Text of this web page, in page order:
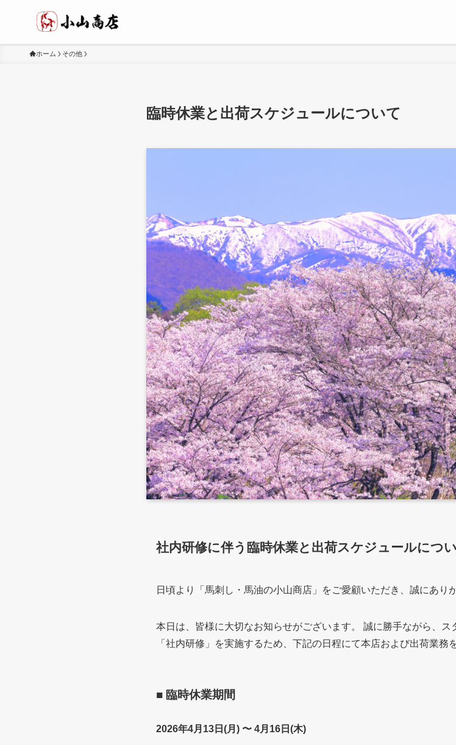
ホーム その他
臨時休業と出荷スケジュールについて
社内研修に伴う臨時休業と出荷スケジュールにつ
日頃より「馬刺し・馬油の小山商店」をご愛顧いただき、誠にあり
本日は、皆様に大切なお知らせがございます。 誠に勝手ながら、
「社内研修」を実施するため、下記の日程にて本店および出荷業務
■ 臨時休業期間
2026年4月13日(月) 〜 4月16日(木)